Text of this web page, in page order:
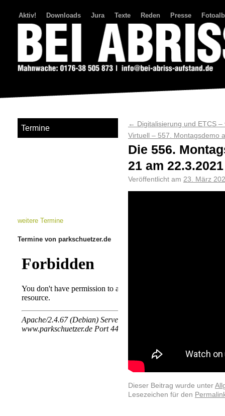
Aktiv! Downloads Jura Texte Reden Presse
← Digitalisierung und ETCS
Virtuell – 557. Montagsdemo
Die 556.
21 am
Veröffentlicht am 23. März
Dieser Beitrag wurde unter
Lesezeichen für den
Termine
weitere Termine
Termine von parkschuetzer.de